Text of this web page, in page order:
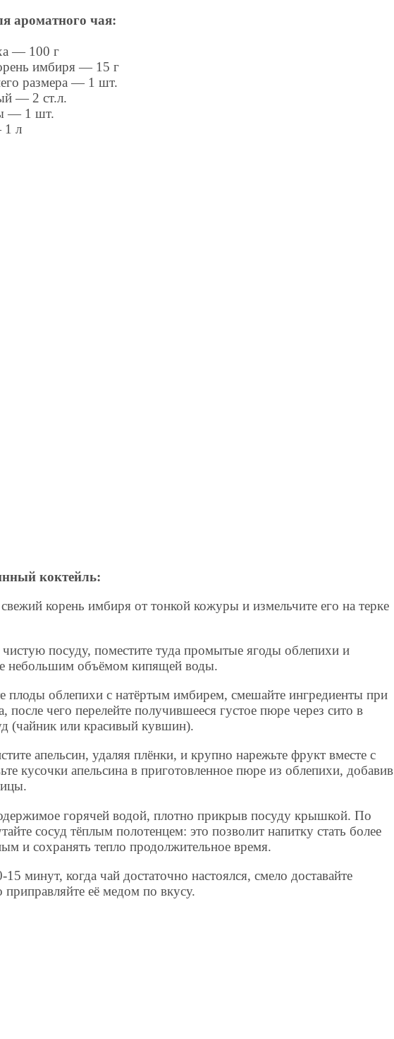
ароматного чая:
— 100 г
имбиря — 15 г
размера — 1 шт.
— 2 ст.л.
— 1 шт.
1 л
коктейль:
корень имбиря от тонкой кожуры и измельчите его на терке
посуду, поместите туда промытые ягоды облепихи и
небольшим объёмом кипящей воды.
плоды облепихи с натёртым имбирем, смешайте ингредиенты при
после чего перелейте получившееся густое пюре через сито в
(чайник или красивый кувшин).
апельсин, удаляя плёнки, и крупно нарежьте фрукт вместе с
кусочки апельсина в приготовленное пюре из облепихи, добавив
горячей водой, плотно прикрыв посуду крышкой. По
сосуд тёплым полотенцем: это позволит напитку стать более
и сохранять тепло продолжительное время.
минут, когда чай достаточно настоялся, смело доставайте
её медом по вкусу.